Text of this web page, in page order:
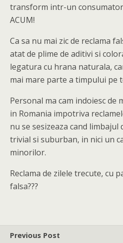
transform intr-un consumator
ACUM!
Ca sa nu mai zic de reclama
atat de plime de aditivi si
legatura cu hrana naturala,
mai mare parte a timpului pe
Personal ma cam indoiesc de
in Romania impotriva
nu se sesizeaza cand limbajul
trivial si suburban, in nici un
minorilor.
Reclama de zilele trecute, cu
falsa???
Previous Post